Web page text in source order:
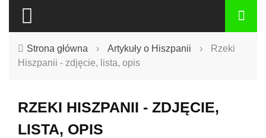
Strona główna › Artykuły o Hiszpanii ›
Rzeki
Hiszpanii - zdjęcie, lista, opis
RZEKI HISZPANII - ZDJĘCIE,
LISTA, OPIS